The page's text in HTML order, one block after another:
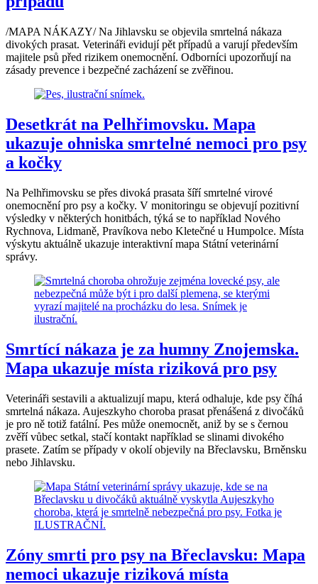
/MAPA NÁKAZY/ Na Jihlavsku se objevila smrtelná nákaza
divokých prasat. Veterináři evidují pět případů a varují především
majitele psů před rizikem onemocnění. Odborníci upozorňují na
zásady prevence i bezpečné zacházení se zvěřinou.
Desetkrát na Pelhřimovsku. Mapa
ukazuje ohniska smrtelné nemoci pro psy
a kočky
Na Pelhřimovsku se přes divoká prasata šíří smrtelné virové
onemocnění pro psy a kočky. V monitoringu se objevují pozitivní
výsledky v některých honitbách, týká se to například Nového
Rychnova, Lidmaně, Pravíkova nebo Kletečné u Humpolce. Místa
výskytu aktuálně ukazuje interaktivní mapa Státní veterinární
správy.
Smrtící nákaza je za humny Znojemska.
Mapa ukazuje místa riziková pro psy
Veterináři sestavili a aktualizují mapu, která odhaluje, kde psy číhá
smrtelná nákaza. Aujeszkyho choroba prasat přenášená z divočáků
je pro ně totiž fatální. Pes může onemocnět, aniž by se s černou
zvěří vůbec setkal, stačí kontakt například se slinami divokého
prasete. Zatím se případy v okolí objevily na Břeclavsku, Brněnsku
nebo Jihlavsku.
Zóny smrti pro psy na Břeclavsku: Mapa
nemoci ukazuje riziková místa